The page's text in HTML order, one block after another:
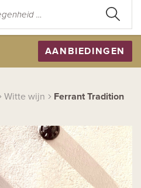
AANBIEDINGEN
Witte wijn Ferrant Tradition